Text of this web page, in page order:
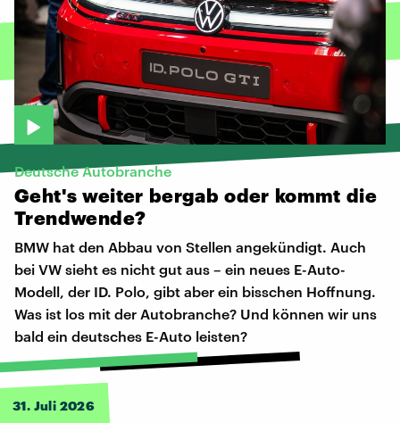
Deutsche Autobranche
Geht's weiter bergab oder kommt die
Trendwende?
BMW hat den Abbau von Stellen angekündigt. Auch
bei VW sieht es nicht gut aus – ein neues E-Auto-
Modell, der ID. Polo, gibt aber ein bisschen Hoffnung.
Was ist los mit der Autobranche? Und können wir uns
bald ein deutsches E-Auto leisten?
31. Juli 2026